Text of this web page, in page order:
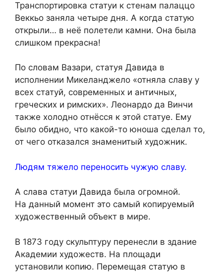
Транспортировка статуи к стенам палаццо
Веккьо заняла четыре дня. А когда статую
открыли… в неё полетели камни. Она была
слишком прекрасна!
По словам Вазари, статуя Давида в
исполнении Микеланджело «отняла славу у
всех статуй, современных и античных,
греческих и римских». Леонардо да Винчи
также холодно отнёсся к этой статуе. Ему
было обидно, что какой-то юноша сделал то,
от чего отказался знаменитый художник.
Людям тяжело переносить чужую славу.
А слава статуи Давида была огромной.
На данный момент это самый копируемый
художественный объект в мире.
В 1873 году скульптуру перенесли в здание
Академии художеств. На площади
установили копию. Перемещая статую в